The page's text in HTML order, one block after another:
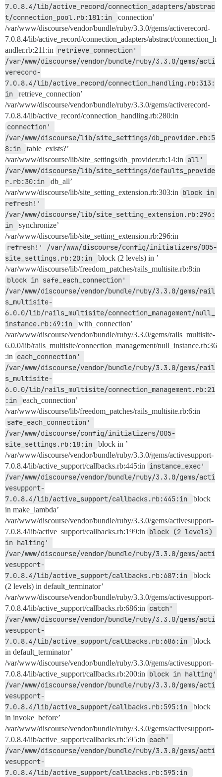
7.0.8.4/lib/active_record/connection_adapters/abstrac
t/connection_pool.rb:181:in
connection’
/var/www/discourse/vendor/bundle/ruby/3.3.0/gems/activerecord-
7.0.8.4/lib/active_record/connection_adapters/abstract/connection_h
andler.rb:211:in retrieve_connection'
/var/www/discourse/vendor/bundle/ruby/3.3.0/gems/acti
verecord-
7.0.8.4/lib/active_record/connection_handling.rb:313:
in
retrieve_connection’
/var/www/discourse/vendor/bundle/ruby/3.3.0/gems/activerecord-
7.0.8.4/lib/active_record/connection_handling.rb:280:in
connection'
/var/www/discourse/lib/site_settings/db_provider.rb:5
8:in
table_exists?’
/var/www/discourse/lib/site_settings/db_provider.rb:14:in all'
/var/www/discourse/lib/site_settings/defaults_provide
r.rb:30:in
db_all’
/var/www/discourse/lib/site_setting_extension.rb:303:in block in
refresh!'
/var/www/discourse/lib/site_setting_extension.rb:296:
in
synchronize’
/var/www/discourse/lib/site_setting_extension.rb:296:in
refresh!' /var/www/discourse/config/initializers/005-
site_settings.rb:20:in
block (2 levels) in ’
/var/www/discourse/lib/freedom_patches/rails_multisite.rb:8:in
block in safe_each_connection'
/var/www/discourse/vendor/bundle/ruby/3.3.0/gems/rail
s_multisite-
6.0.0/lib/rails_multisite/connection_management/null_
instance.rb:49:in
with_connection’
/var/www/discourse/vendor/bundle/ruby/3.3.0/gems/rails_multisite-
6.0.0/lib/rails_multisite/connection_management/null_instance.rb:36
:in each_connection'
/var/www/discourse/vendor/bundle/ruby/3.3.0/gems/rail
s_multisite-
6.0.0/lib/rails_multisite/connection_management.rb:21
:in
each_connection’
/var/www/discourse/lib/freedom_patches/rails_multisite.rb:6:in
safe_each_connection'
/var/www/discourse/config/initializers/005-
site_settings.rb:18:in
block in ’
/var/www/discourse/vendor/bundle/ruby/3.3.0/gems/activesupport-
7.0.8.4/lib/active_support/callbacks.rb:445:in instance_exec'
/var/www/discourse/vendor/bundle/ruby/3.3.0/gems/acti
vesupport-
7.0.8.4/lib/active_support/callbacks.rb:445:in
block
in make_lambda’
/var/www/discourse/vendor/bundle/ruby/3.3.0/gems/activesupport-
7.0.8.4/lib/active_support/callbacks.rb:199:in block (2 levels)
in halting'
/var/www/discourse/vendor/bundle/ruby/3.3.0/gems/acti
vesupport-
7.0.8.4/lib/active_support/callbacks.rb:687:in
block
(2 levels) in default_terminator’
/var/www/discourse/vendor/bundle/ruby/3.3.0/gems/activesupport-
7.0.8.4/lib/active_support/callbacks.rb:686:in catch'
/var/www/discourse/vendor/bundle/ruby/3.3.0/gems/acti
vesupport-
7.0.8.4/lib/active_support/callbacks.rb:686:in
block
in default_terminator’
/var/www/discourse/vendor/bundle/ruby/3.3.0/gems/activesupport-
7.0.8.4/lib/active_support/callbacks.rb:200:in block in halting'
/var/www/discourse/vendor/bundle/ruby/3.3.0/gems/acti
vesupport-
7.0.8.4/lib/active_support/callbacks.rb:595:in
block
in invoke_before’
/var/www/discourse/vendor/bundle/ruby/3.3.0/gems/activesupport-
7.0.8.4/lib/active_support/callbacks.rb:595:in each'
/var/www/discourse/vendor/bundle/ruby/3.3.0/gems/acti
vesupport-